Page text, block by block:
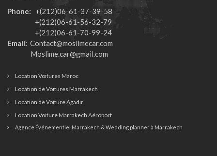
Phone:
+(212)06-61-37-39-58
+(212)06-61-56-32-79
+(212)06-61-70-99-24
Email: Contact@moslimecar.com
Moslime.car@gmail.com
Location Voitures Maroc
Location de Voitures Marrakech
Location de Voiture Agadir
Location Voiture Marrakech Aéroport
Agence Événementiel Marrakech & Wedding planner à Marrakech